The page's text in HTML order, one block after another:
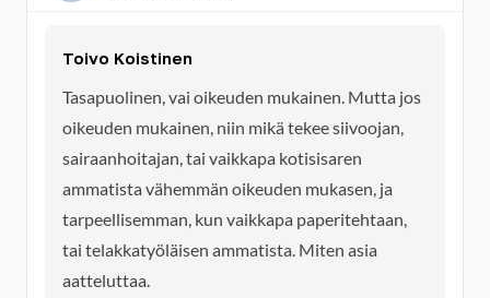
Toivo Koistinen
Tasapuolinen, vai oikeuden mukainen. Mutta jos
oikeuden mukainen, niin mikä tekee siivoojan,
sairaanhoitajan, tai vaikkapa kotisisaren
ammatista vähemmän oikeuden mukasen, ja
tarpeellisemman, kun vaikkapa paperitehtaan,
tai telakkatyöläisen ammatista. Miten asia
aatteluttaa.